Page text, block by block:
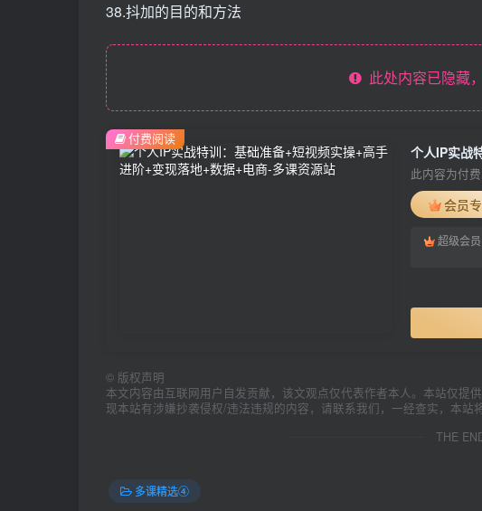
38.抖加的目的和方法
此处内容已隐藏
此内容为付
会员
超级会员
付费阅读
© 版权声明
本文内容由互联网用户自发贡献，该文观点仅代表作者本人。本站仅提
现本站有涉嫌抄袭侵权/违法违规的内容，请联系我们，一经查实，本站
THE
多课精选④